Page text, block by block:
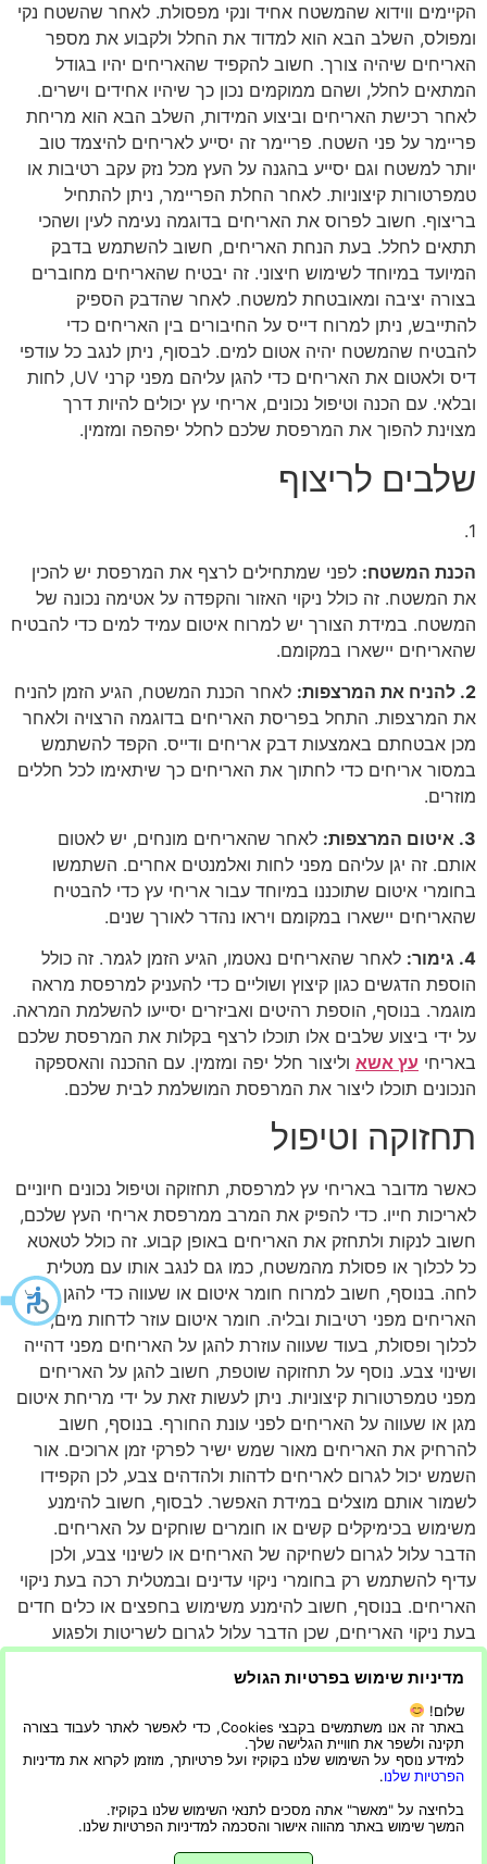
הקיימים ווידוא שהמשטח אחיד ונקי מפסולת. לאחר שהשטח נקי
ומפולס, השלב הבא הוא למדוד את החלל ולקבוע את מספר
האריחים שיהיה צורך. חשוב להקפיד שהאריחים יהיו בגודל
המתאים לחלל, ושהם ממוקמים נכון כך שיהיו אחידים וישרים.
לאחר רכישת האריחים וביצוע המידות, השלב הבא הוא מריחת
פריימר על פני השטח. פריימר זה יסייע לאריחים להיצמד טוב
יותר למשטח וגם יסייע בהגנה על העץ מכל נזק עקב רטיבות או
טמפרטורות קיצוניות. לאחר החלת הפריימר, ניתן להתחיל
בריצוף. חשוב לפרוס את האריחים בדוגמה נעימה לעין ושהכי
תתאים לחלל. בעת הנחת האריחים, חשוב להשתמש בדבק
המיועד במיוחד לשימוש חיצוני. זה יבטיח שהאריחים מחוברים
בצורה יציבה ומאובטחת למשטח. לאחר שהדבק הספיק
להתייבש, ניתן למרוח דייס על החיבורים בין האריחים כדי
להבטיח שהמשטח יהיה אטום למים. לבסוף, ניתן לנגב כל עודפי
דיס ולאטום את האריחים כדי להגן עליהם מפני קרני UV, לחות
ובלאי. עם הכנה וטיפול נכונים, אריחי עץ יכולים להיות דרך
מצוינת להפוך את המרפסת שלכם לחלל יפהפה ומזמין.
שלבים לריצוף
1.
הכנת המשטח: לפני שמתחילים לרצף את המרפסת יש להכין
את המשטח. זה כולל ניקוי האזור והקפדה על אטימה נכונה של
המשטח. במידת הצורך יש למרוח איטום עמיד למים כדי להבטיח
שהאריחים יישארו במקומם.
2. להניח את המרצפות:
לאחר הכנת המשטח, הגיע הזמן להניח
את המרצפות. התחל בפריסת האריחים בדוגמה הרצויה ולאחר
מכן אבטחתם באמצעות דבק אריחים ודייס. הקפד להשתמש
במסור אריחים כדי לחתוך את האריחים כך שיתאימו לכל חללים
מוזרים.
3. איטום המרצפות:
לאחר שהאריחים מונחים, יש לאטום
אותם. זה יגן עליהם מפני לחות ואלמנטים אחרים. השתמשו
בחומרי איטום שתוכננו במיוחד עבור אריחי עץ כדי להבטיח
שהאריחים יישארו במקומם ויראו נהדר לאורך שנים.
4. גימור:
לאחר שהאריחים נאטמו, הגיע הזמן לגמר. זה כולל
הוספת הדגשים כגון קיצוץ ושוליים כדי להעניק למרפסת מראה
מוגמר. בנוסף, הוספת רהיטים ואביזרים יסייעו להשלמת המראה.
על ידי ביצוע שלבים אלו תוכלו לרצף בקלות את המרפסת שלכם
באריחי עץ אשא וליצור חלל יפה ומזמין. עם ההכנה והאספקה
הנכונים תוכלו ליצור את המרפסת המושלמת לבית שלכם.
תחזוקה וטיפול
כאשר מדובר באריחי עץ למרפסת, תחזוקה וטיפול נכונים חיוניים
לאריכות חייו. כדי להפיק את המרב ממרפסת אריחי העץ שלכם,
חשוב לנקות ולתחזק את האריחים באופן קבוע. זה כולל לטאטא
כל לכלוך או פסולת מהמשטח, כמו גם לנגב אותו עם מטלית
לחה. בנוסף, חשוב למרוח חומר איטום או שעווה כדי להגן על
האריחים מפני רטיבות ובליה. חומר איטום עוזר לדחות מים,
לכלוך ופסולת, בעוד שעווה עוזרת להגן על האריחים מפני דהייה
ושינוי צבע. נוסף על תחזוקה שוטפת, חשוב להגן על האריחים
מפני טמפרטורות קיצוניות. ניתן לעשות זאת על ידי מריחת איטום
מגן או שעווה על האריחים לפני עונת החורף. בנוסף, חשוב
להרחיק את האריחים מאור שמש ישיר לפרקי זמן ארוכים. אור
השמש יכול לגרום לאריחים לדהות ולהדהים צבע, לכן הקפידו
לשמור אותם מוצלים במידת האפשר. לבסוף, חשוב להימנע
משימוש בכימיקלים קשים או חומרים שוחקים על האריחים.
הדבר עלול לגרום לשחיקה של האריחים או לשינוי צבע, ולכן
עדיף להשתמש רק בחומרי ניקוי עדינים ובמטלית רכה בעת ניקוי
האריחים. בנוסף, חשוב להימנע משימוש בחפצים או כלים חדים
בעת ניקוי האריחים, שכן הדבר עלול לגרום לשריטות ולפגוע
במשטח. על ידי ביצוע טיפים לתחזוקה וטיפול אלה, תוכלו
להבטיח שמרפסת אריחי העץ שלכם תיראה במיטבה במשך
שנים רבות. בעזרת תחזוקה וטיפול נאותים תוכלו להבטיח
שהמרפסת שלכם תהיה מקום מזמין ויפה ליהנות ממנו.
אריחי עץ הם דרך קלה ואמינה לגרום למרפסת שלך להיראות
יפה. עם הכנה, שלבים ותחזוקה נכונים תוכלו לקבל את
המרפסת המושלמת עם אריחי אשה מעץ.
מדיניות שימוש בפרטיות הגולש
שלום!
באתר זה אנו משתמשים בקבצי Cookies, כדי לאפשר לאתר לעבוד בצורה
תקינה ולשפר את חוויית הגלישה שלך.
למידע נוסף על השימוש שלנו בקוקיז ועל פרטיותך, מוזמן לקרוא את מדיניות
הפרטיות שלנו.
בלחיצה על "מאשר" אתה מסכים לתנאי השימוש שלנו בקוקיז.
המשך שימוש באתר מהווה אישור והסכמה למדיניות הפרטיות שלנו.